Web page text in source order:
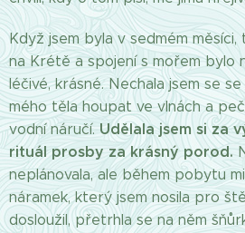
Když jsem byla v sedmém
na Krétě a spojení s mořem bylo
léčivé, krásné. Nechala jsem se
mého těla houpat ve vlnách a
vodní náručí.Udělala jsem si za
rituál prosby za krásný porod.
neplánovala, ale během pobytu
náramek, který jsem nosila pro
dosloužil, přetrhla se na něm